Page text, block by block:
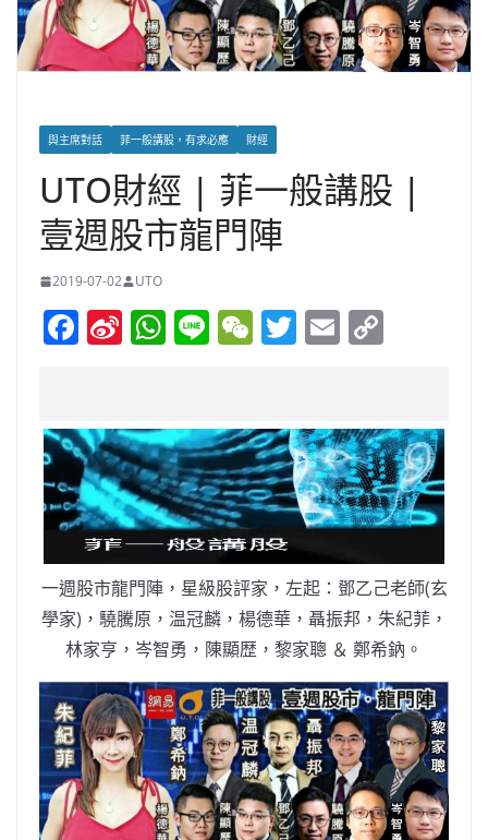
與主席對話 菲一般講股，有求必應 財經
UTO財經 | 菲一般講股 |
壹週股市龍門陣
2019-07-02 UTO
F
e
b
o
o
k
Si
W
ei
b
o
W
s
A
p
p
Li W
h
at
T
er
E
l y
Li
n
k
一週股市龍門陣，星級股評家，左起：鄧乙己老師(玄
學家)，驍騰原，温冠麟，楊德華，聶振邦，朱紀菲，
林家亨，岑智勇，陳顯歴，黎家聰 ＆ 鄭希鈉。